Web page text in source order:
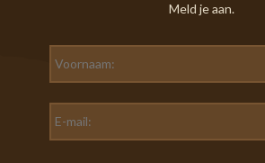
Meld je aan.